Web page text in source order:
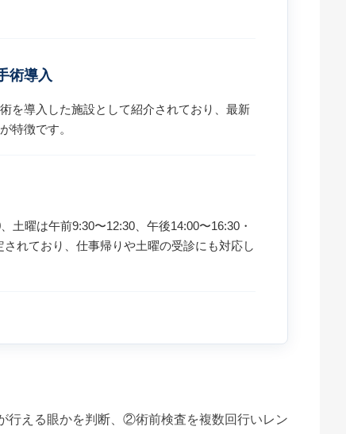
術導入
を導入した施設として紹介されており、最新
特徴です。
土曜は午前9:30〜12:30、午後14:00〜16:30・
れており、仕事帰りや土曜の受診にも対応し
行える眼かを判断、②術前検査を複数回行いレン